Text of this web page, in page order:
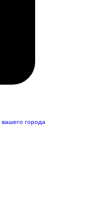
вашего города